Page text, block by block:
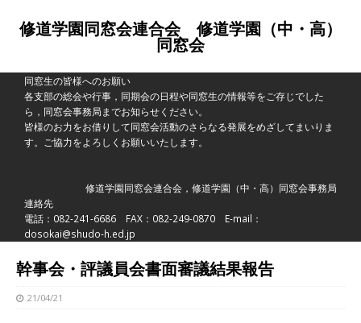
修道学園同窓会連合会 修道学園（中・高）
同窓会
同窓生の皆様へのお願い
各支部の総会や行事，同期会の日程や同窓生の情報等をご存じでした
ら，同窓会事務局までお知らせください。
皆様のお力をお借りして同窓会活動のさらなる発展をめざしてまいりま
す。ご協力をよろしくお願いいたします。
修道学園同窓会連合会，修道学園（中・高）同窓会事務局
連絡先
電話：082-241-6686 FAX：082-249-0870 E-mail：
dosokai@shudo-h.ed.jp
幹事会・評議員会書面審議結果報告
21/04/21